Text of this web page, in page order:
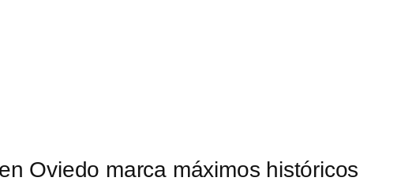
Oviedo marca máximos históricos